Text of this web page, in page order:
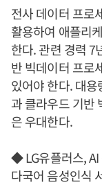
전사 데이터 프로
활용하여 애플리
한다. 관련 경력 7
반 빅데이터 프로
있어야 한다. 대
과 클라우드 기반
은 우대한다.
◆ LG유플러스, AI
다국어 음성인식